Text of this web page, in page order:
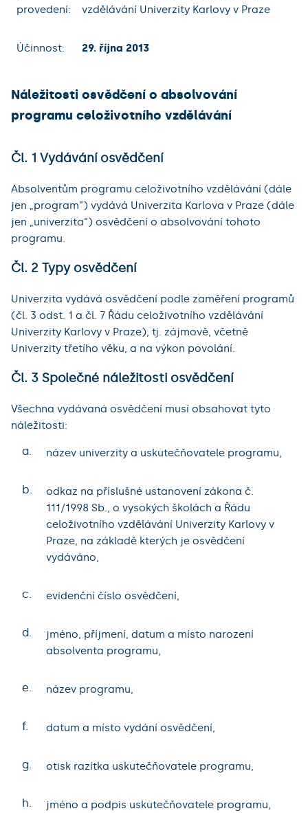
provedení:
vzdělávání Univerzity Karlovy v Praze
Účinnost: 29. října 2013
Náležitosti osvědčení o absolvování
programu celoživotního vzdělávání
Čl. 1 Vydávání osvědčení
Absolventům programu celoživotního vzdělávání (dále
jen „program“) vydává Univerzita Karlova v Praze (dále
jen „univerzita“) osvědčení o absolvování tohoto
programu.
Čl. 2 Typy osvědčení
Univerzita vydává osvědčení podle zaměření programů
(čl. 3 odst. 1 a čl. 7 Řádu celoživotního vzdělávání
Univerzity Karlovy v Praze), tj. zájmově, včetně
Univerzity třetího věku, a na výkon povolání.
Čl. 3 Společné náležitosti osvědčení
Všechna vydávaná osvědčení musí obsahovat tyto
náležitosti:
a. název univerzity a uskutečňovatele programu,
b.
odkaz na příslušné ustanovení zákona č.
111/1998 Sb., o vysokých školách a Řádu
celoživotního vzdělávání Univerzity Karlovy v
Praze, na základě kterých je osvědčení
vydáváno,
c. evidenční číslo osvědčení,
d.
jméno, příjmení, datum a místo narození
absolventa programu,
e. název programu,
f. datum a místo vydání osvědčení,
g. otisk razítka uskutečňovatele programu,
h. jméno a podpis uskutečňovatele programu,